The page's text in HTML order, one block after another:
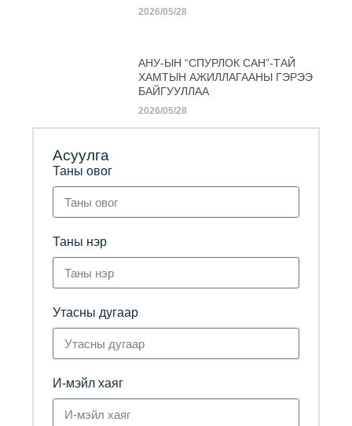
2026/05/28
АНУ-ЫН “СПУРЛОК САН”-ТАЙ
ХАМТЫН АЖИЛЛАГААНЫ ГЭРЭЭ
БАЙГУУЛЛАА
2026/05/28
Асуулга
Таны овог
Таны нэр
Утасны дугаар
И-мэйл хаяг